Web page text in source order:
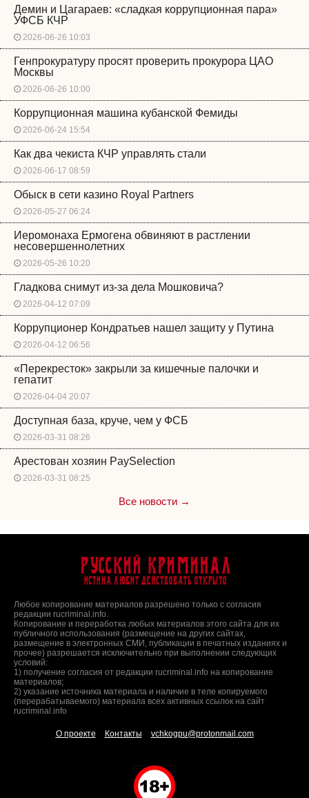
Демин и Цагараев: «сладкая коррупционная пара»
УФСБ КЧР
2026-06-26 10:03
Генпрокуратуру просят проверить прокурора ЦАО
Москвы
2026-06-26 10:00
Коррупционная машина кубанской Фемиды
2026-06-24 15:54
Как два чекиста КЧР управлять стали
2026-06-17 08:59
Обыск в сети казино Royal Partners
2026-05-27 06:24
Иеромонаха Ермогена обвиняют в растлении
несовершеннолетних
2026-05-26 10:20
Гладкова снимут из-за дела Мошковича?
2026-04-12 07:09
Коррупционер Кондратьев нашел защиту у Путина
2026-04-12 06:56
«Перекресток» закрыли за кишечные палочки и
гепатит
2026-04-04 20:07
Доступная база, круче, чем у ФСБ
2026-03-31 08:26
Арестован хозяин PaySelection
2026-03-31 08:25
Все новости →
Русский Криминал
Истина любит действовать открыто
Любое копирование материалов разрешено только с согласия
редакции rucriminal.info.
Копирование и переработка любых материалов этого сайта для их
публичного использования (размещение на других сайтах,
размещение в электронных СМИ, публикации в печатных изданиях и
прочее) разрешается исключительно при выполнении следующих
условий:
1) получение согласия от редакции rucriminal.info на копирование
материалов;
2) указание источника материала и наличие в теле копируемого
(перерабатываемого) материала всех активных ссылок на сайт
rucriminal.info
О проекте Контакты vchkogpu@protonmail.com